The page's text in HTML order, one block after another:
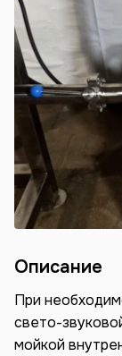
Описание
При
свето-
мойкой